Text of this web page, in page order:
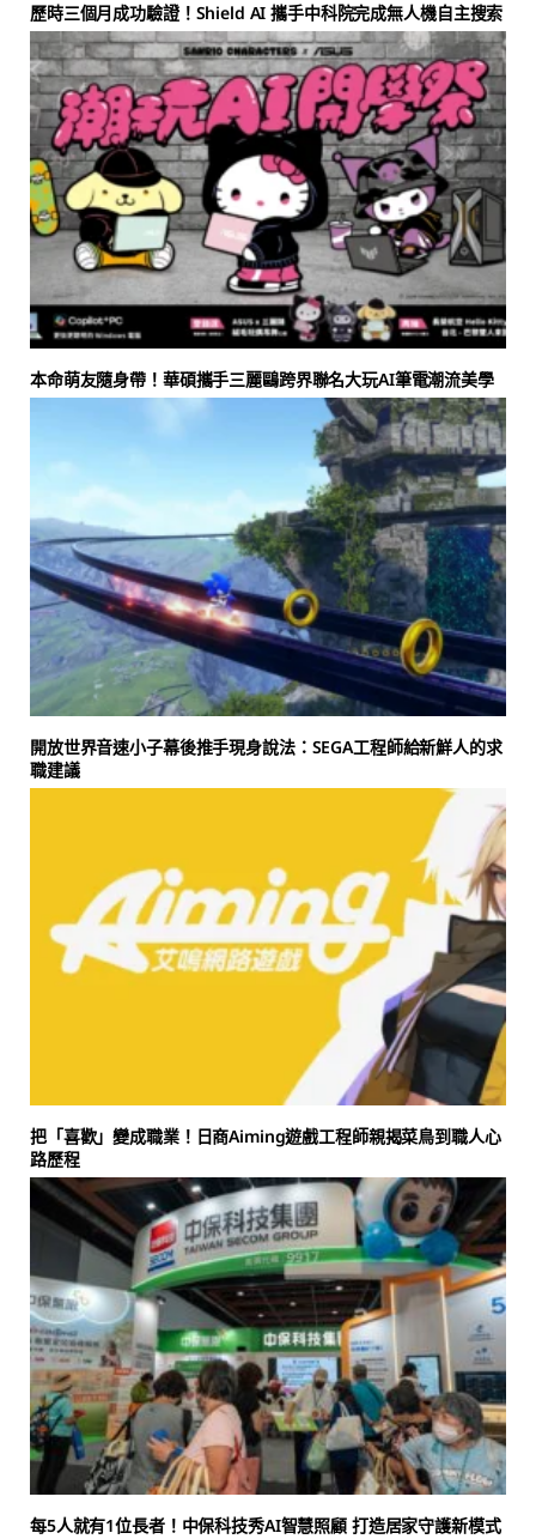
歷時三個月成功驗證！Shield AI 攜手中科院完成無人機自主搜索
本命萌友隨身帶！華碩攜手三麗鷗跨界聯名大玩AI筆電潮流美學
開放世界音速小子幕後推手現身說法：SEGA工程師給新鮮人的求
職建議
把「喜歡」變成職業！日商Aiming遊戲工程師親揭菜鳥到職人心
路歷程
每5人就有1位長者！中保科技秀AI智慧照顧 打造居家守護新模式